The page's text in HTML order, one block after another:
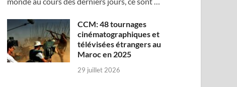
CCM: 48 tournages
cinématographiques et
télévisées étrangers au
Maroc en 2025
29 juillet 2026